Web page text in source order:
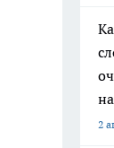
2